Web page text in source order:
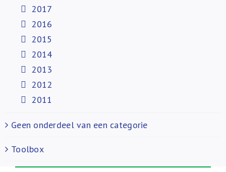
2017
2016
2015
2014
2013
2012
2011
Geen onderdeel van een categorie
Toolbox